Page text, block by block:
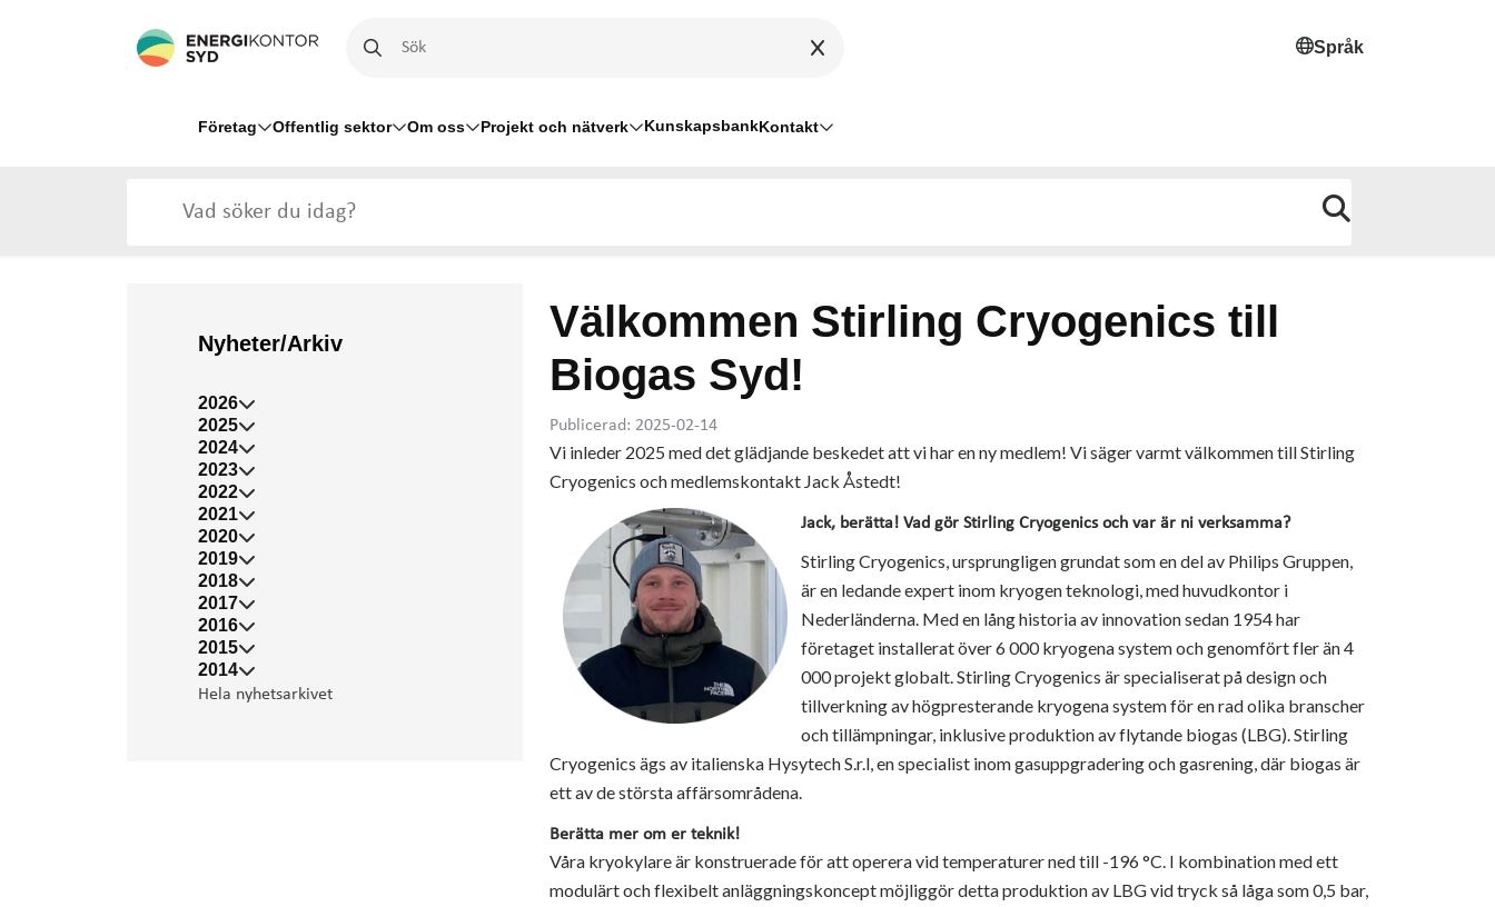
Språk
Företag Offentlig sektor Om oss Projekt och nätverk KunskapsbankKontakt
Välkommen Stirling Cryogenics till
Biogas Syd!
Publicerad: 2025-02-14
Vi inleder 2025 med det glädjande beskedet att vi har en ny medlem! Vi säger varmt välkommen till Stirling
Cryogenics och medlemskontakt Jack Åstedt!
Jack, berätta! Vad gör Stirling Cryogenics och var är ni verksamma?
Stirling Cryogenics, ursprungligen grundat som en del av Philips Gruppen,
är en ledande expert inom kryogen teknologi, med huvudkontor i
Nederländerna. Med en lång historia av innovation sedan 1954 har
företaget installerat över 6 000 kryogena system och genomfört fler än 4
000 projekt globalt. Stirling Cryogenics är specialiserat på design och
tillverkning av högpresterande kryogena system för en rad olika branscher
och tillämpningar, inklusive produktion av flytande biogas (LBG). Stirling
Cryogenics ägs av italienska Hysytech S.r.l, en specialist inom gasuppgradering och gasrening, där biogas är
ett av de största affärsområdena.
Berätta mer om er teknik!
Våra kryokylare är konstruerade för att operera vid temperaturer ned till -196 °C. I kombination med ett
modulärt och flexibelt anläggningskoncept möjliggör detta produktion av LBG vid tryck så låga som 0,5 bar,
Nyheter/Arkiv
2026
2025
2024
2023
2022
2021
2020
2019
2018
2017
2016
2015
2014
Hela nyhetsarkivet